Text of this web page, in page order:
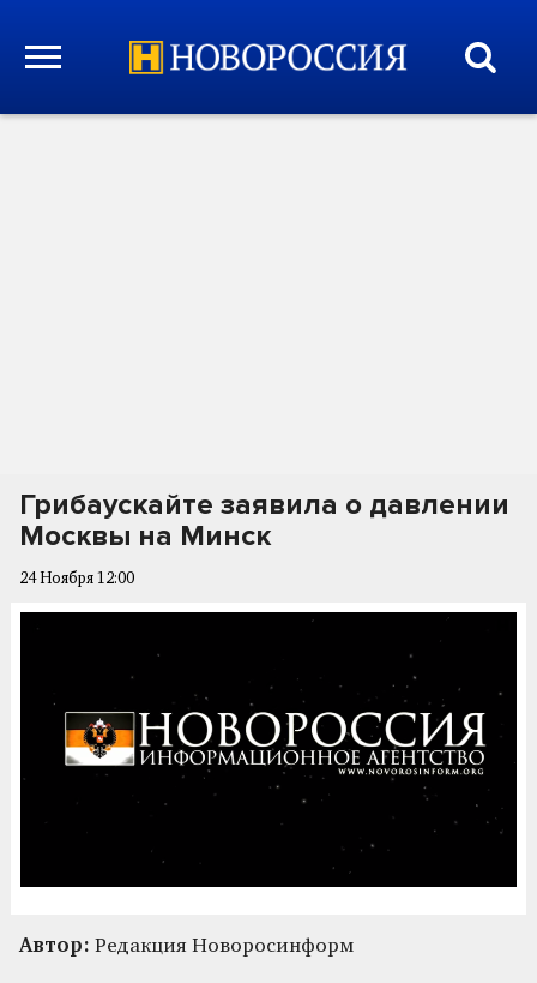
Грибаускайте заявила о давлении
Москвы на Минск
24 Ноября 12:00
Автор: Редакция Новоросинформ